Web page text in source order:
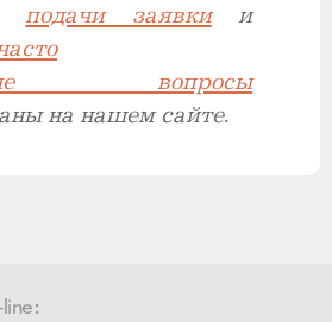
подачи заявкии
вопросы
на нашем сайте.